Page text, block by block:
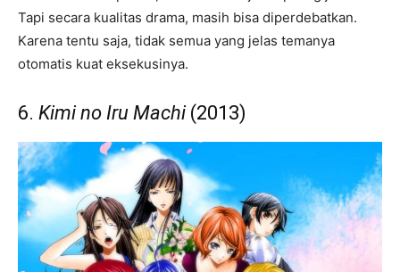
Tapi secara kualitas drama, masih bisa diperdebatkan.
Karena tentu saja, tidak semua yang jelas temanya
otomatis kuat eksekusinya.
6. Kimi no Iru Machi (2013)